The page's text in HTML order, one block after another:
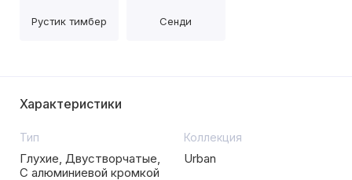
Рустик тимбер Сенди
Характеристики
Тип
Глухие, Двустворчатые,
С алюминиевой кромкой
Коллекция
Urban